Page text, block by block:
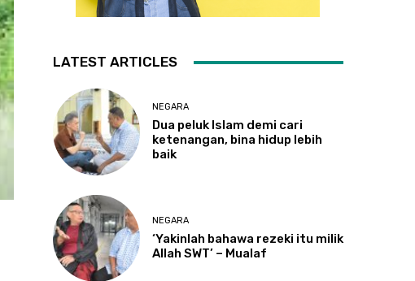
LATEST ARTICLES
NEGARA
Dua peluk Islam demi cari
ketenangan, bina hidup lebih
baik
NEGARA
‘Yakinlah bahawa rezeki itu milik
Allah SWT’ – Mualaf